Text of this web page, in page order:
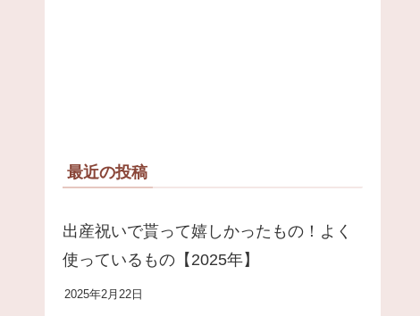
最近の投稿
出産祝いで貰って嬉しかったもの！よく
使っているもの【2025年】
2025年2月22日